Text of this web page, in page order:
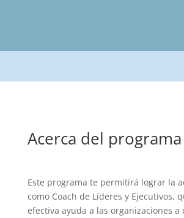
Acerca del programa
Este programa te permitirá lograr la
como Coach de Líderes y Ejecutivos,
efectiva ayuda a las organizaciones a